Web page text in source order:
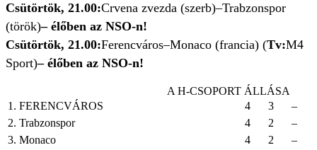
Csütörtök, 21.00:Crvena zvezda (szerb)–Trabzonspor
(török)– élőben az NSO-n!
Csütörtök, 21.00:Ferencváros–Monaco (francia) (Tv:M4
Sport)– élőben az NSO-n!
A H-CSOPORT ÁLLÁSA
1. FERENCVÁROS
4 3 –
2. Trabzonspor
4 2 –
3. Monaco
4 2 –